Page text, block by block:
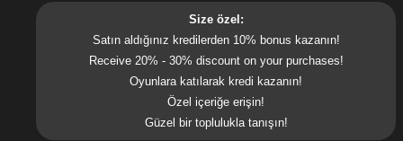
Size özel:
Satın aldığınız kredilerden 10% bonus kazanın!
Receive 20% - 30% discount on your purchases!
Oyunlara katılarak kredi kazanın!
Özel içeriğe erişin!
Güzel bir toplulukla tanışın!